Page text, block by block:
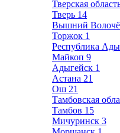
Тверская
Тверь 14
Вышний
Торжок 1
Республика
Майкоп 9
Адыгейск 1
Астана 21
Ош 21
Тамбовская
Тамбов 15
Мичуринск 3